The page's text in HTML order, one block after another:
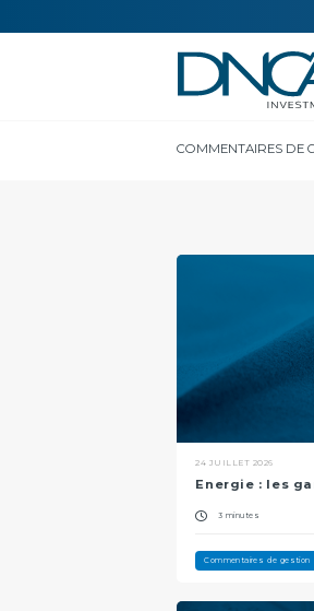
COMMENTAIRES DE
24 JUILLET 2026
Energie : les
3 minutes
Commentaires de gestion